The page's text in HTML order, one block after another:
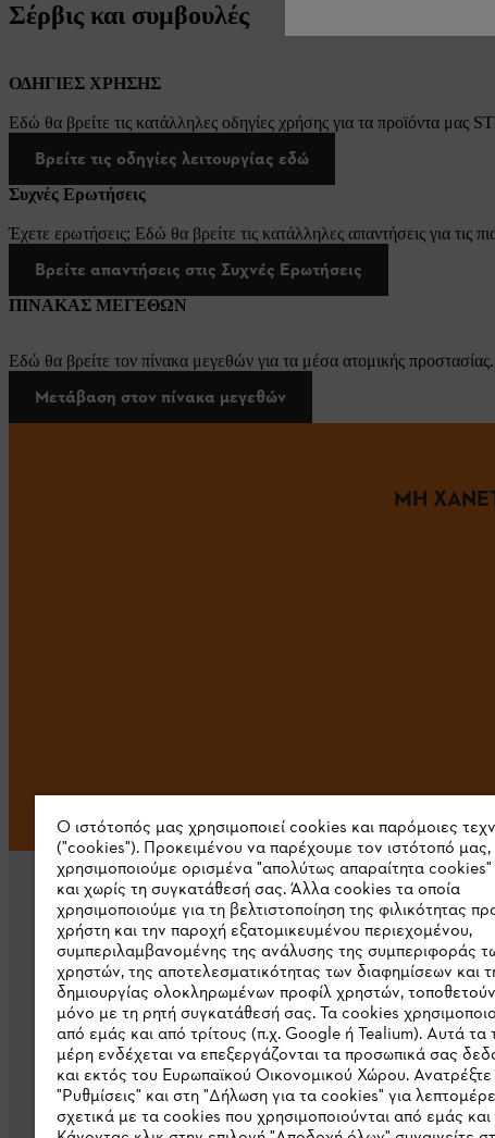
Σέρβις και συμβουλές
ΟΔΗΓΙΕΣ ΧΡΗΣΗΣ
Εδώ θα βρείτε τις κατάλληλες οδηγίες χρήσης για τα προϊόντα μας
Βρείτε τις οδηγίες λειτουργίας εδώ
Συχνές Ερωτήσεις
Έχετε ερωτήσεις; Εδώ θα βρείτε τις κατάλληλες απαντήσεις για τις
Βρείτε απαντήσεις στις Συχνές Ερωτήσεις
ΠΙΝΑΚΑΣ ΜΕΓΕΘΩΝ
Εδώ θα βρείτε τον πίνακα μεγεθών για τα μέσα ατομικής προστασίας.
Μετάβαση στον πίνακα μεγεθών
ΜΗ
Εταιρεία
Σχετικά με εμάς
Λήψη καταλόγου
Γραμμή ακεραιότητας STIHL
Ο ιστότοπός μας χρησιμοποιεί cookies και παρόμοιες
("cookies"). Προκειμένου να παρέχουμε τον ιστότοπό μας,
χρησιμοποιούμε ορισμένα "απολύτως απαραίτητα
και χωρίς τη συγκατάθεσή σας. Άλλα cookies τα οποία
χρησιμοποιούμε για τη βελτιστοποίηση της φιλικότητας
χρήστη και την παροχή εξατομικευμένου περιεχομένου,
συμπεριλαμβανομένης της ανάλυσης της συμπεριφοράς
χρηστών, της αποτελεσματικότητας των διαφημίσεων και
δημιουργίας ολοκληρωμένων προφίλ χρηστών,
μόνο με τη ρητή συγκατάθεσή σας. Τα cookies
από εμάς και από τρίτους (π.χ. Google ή Tealium). Αυτά τα
μέρη ενδέχεται να επεξεργάζονται τα προσωπικά σας
και εκτός του Ευρωπαϊκού Οικονομικού Χώρου. Ανατρέξτε
"Ρυθμίσεις" και στη "Δήλωση για τα cookies" για
σχετικά με τα cookies που χρησιμοποιούνται από εμάς και